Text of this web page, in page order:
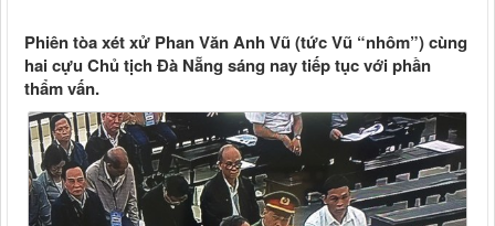
Phiên tòa xét xử Phan Văn Anh Vũ (tức Vũ “nhôm”) cùng
hai cựu Chủ tịch Đà Nẵng sáng nay tiếp tục với phần
thẩm vấn.